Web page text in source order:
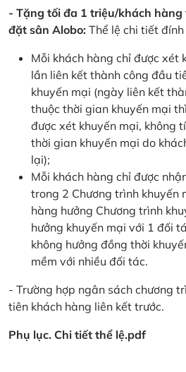
- Tặng tối đa 1 triệu/khách
đặt sân Alobo: Thể lệ chi tiết đính
Mỗi khách hàng chỉ được xét
lần liên kết thành công đầu
khuyến mại (ngày liên kết
thuộc thời gian khuyến mại
được xét khuyến mại, không
thời gian khuyến mại do
lại);
Mỗi khách hàng chỉ được
trong 2 Chương trình khuyến
hàng hưởng Chương trình
hưởng khuyến mại với 1 đối
không hưởng đồng thời
mềm với nhiều đối tác.
- Trường hợp ngân sách chương
tiên khách hàng liên kết trước.
Phụ lục. Chi tiết thể lệ.pdf